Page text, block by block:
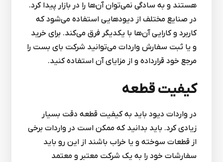
هستند و به سادگی نمی‌توان آن‌ها را در بازار پیدا کرد.
در صنایع مختلف از دیودهایی استفاده می‌شود که
کاربرد و کارایی آن‌ها با یکدیگر فرق می‌کند. برای خرید
و یا ثبت سفارش واردات می‌توانید شرکت بای بست را
مرجع خود قرارداده و از مزایای آن استفاده کنید.
کیفیت قطعه
در واردات دیود باید به کیفیت قطعه دقت بسیار
زیادی کرد. باید بدانید که ممکن است در واردات برخی
از قطعات سوخته و یا خراب باشند از این رو باید
سفارشات خود را به یک شرکت معتبر و معتمد